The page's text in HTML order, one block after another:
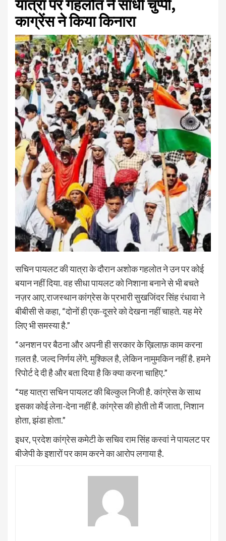
यात्रा पर गहलोत ने साधी चुप्पी,
काग्रेंस ने किया किनारा
सचिन पायलट की यात्रा के दौरान अशोक गहलोत ने उन पर कोई
बयान नहीं दिया. वह सीधा पायलट को निशाना बनाने से भी बचते
नज़र आए.राजस्थान कांग्रेस के प्रभारी सुखजिंदर सिंह रंधावा ने
बीबीसी से कहा, “दोनों ही एक-दूसरे को देखना नहीं चाहते. यह मेरे
लिए भी समस्या है.”
“अनशन पर बैठना और अपनी ही सरकार के ख़िलाफ़ काम करना
ग़लत है. जल्द निर्णय लेंगे. मुश्किल है, लेकिन नामुमकिन नहीं है. हमने
रिपोर्ट दे दी है और बता दिया है कि क्या करना चाहिए.”
“यह यात्रा सचिन पायलट की बिल्कुल निजी है. कांग्रेस के साथ
इसका कोई लेना-देना नहीं है. कांग्रेस की होती तो मैं जाता, निशान
होता, झंडा होता.”
इधर, प्रदेश कांग्रेस कमेटी के सचिव राम सिंह कस्वां ने पायलट पर
बीजेपी के इशारों पर काम करने का आरोप लगाया है.